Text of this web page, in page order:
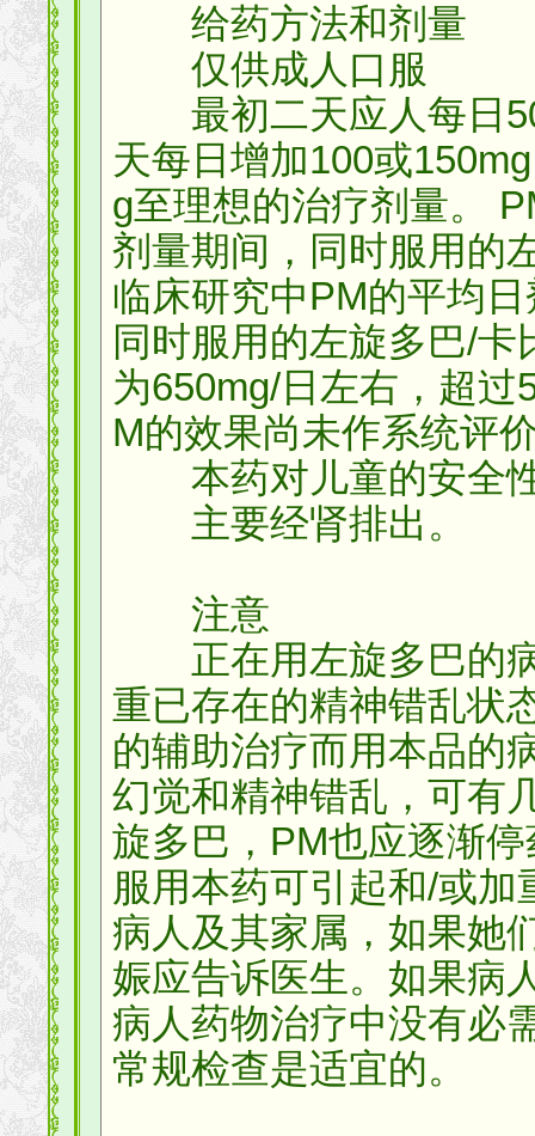
给药方法和剂量
仅供成人口服
最初二天应人每日
天每日增加100或
g至理想的治疗剂量。
剂量期间，同时服用的
临床研究中PM的平均
同时服用的左旋多巴/
为650mg/日左右，超
M的效果尚未作系统评
本药对儿童的安全
主要经肾排出。
注意
正在用左旋多巴的病
重已存在的精神错乱状
的辅助治疗而用本品的
幻觉和精神错乱，可有
旋多巴，PM也应逐渐
服用本药可引起和/或
病人及其家属，如果她
娠应告诉医生。如果病
病人药物治疗中没有必
常规检查是适宜的。